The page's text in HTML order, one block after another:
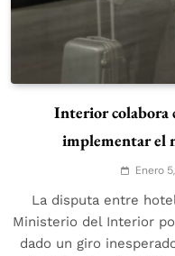
Interior colabora
implementar el
Enero
La disputa entre
Ministerio del Interior
dado un giro